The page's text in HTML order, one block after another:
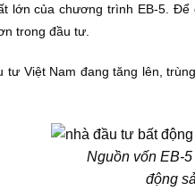
lớn của chương trình EB-5.
trong đầu tư.
tư Việt Nam đang tăng lên,
Nguồn vốn EB-
động